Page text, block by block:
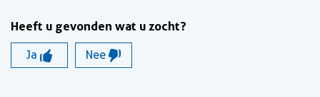
Heeft u gevonden wat u zocht?
Ja Nee